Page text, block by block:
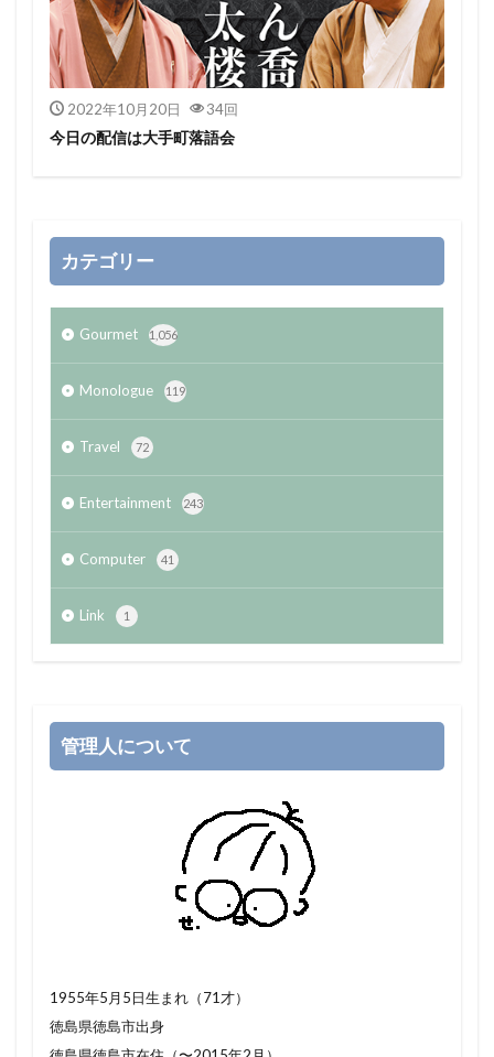
2022年10月20日 34回
今日の配信は大手町落語会
カテゴリー
Gourmet 1,056
Monologue 119
Travel 72
Entertainment 243
Computer 41
Link 1
管理人について
1955年5月5日生まれ（71才）
徳島県徳島市出身